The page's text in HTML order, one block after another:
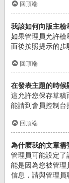
回頂端
我該如何向版主檢
如果管理員允許檢
而後按照提示的步
回頂端
在發表主題的時候
這允許您保存草稿
能請到會員控制台
回頂端
為什麼我的文章需
管理員可能設定了
能是因為您被管理
信息，請與管理員